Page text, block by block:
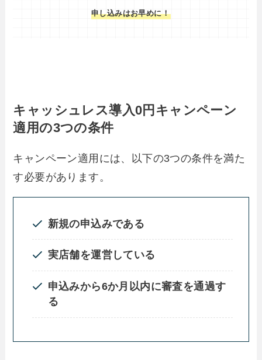
申し込みはお早めに！
キャッシュレス導入0円キャンペーン
適用の3つの条件
キャンペーン適用には、以下の3つの条件を満た
す必要があります。
新規の申込みである
実店舗を運営している
申込みから6か月以内に審査を通過す
る